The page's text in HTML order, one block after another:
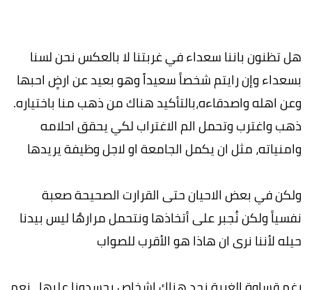
هل تظنون باننا سعداء في غربتنا لا بالعكس نحن لسنا
بسعداء وإن رايتم شخصاً سعيداََ وهو بعيد عن ارضٍ احبها
وعن اهله واصدقاءه،بالتأكيد هناك من ذهب منا باختياره.
ذهب واغترب وتحمل الم الاغتراب لكي يحقق احلامه
وامنياته، مثل ان يكمل الجامعة او لاجل وظيفة يريدها
ولكن في بعض الاحيان حتى القرارت الصحيحة صعبة
نفسياً ولكن نُجبر على أتخاذها ونتحمل مرارهُا ليس بيدنا
حيله لأننا نرى ان هاذا هو الأقرب للصواب